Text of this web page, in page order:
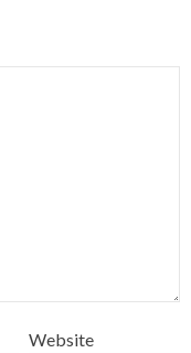
Website